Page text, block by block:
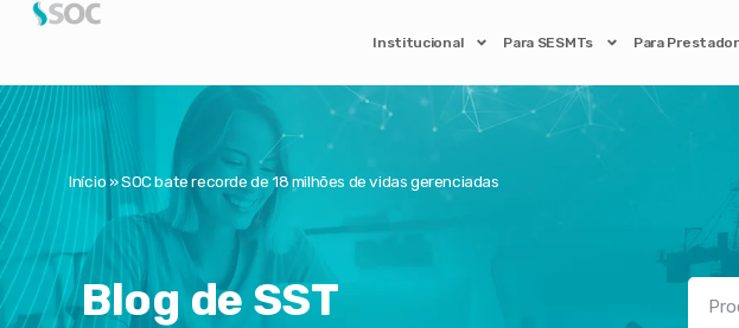
Institucional Para SESMTs Para
Início»SOC bate recorde de 18 milhões de vidas gerenciadas
Blog de SST